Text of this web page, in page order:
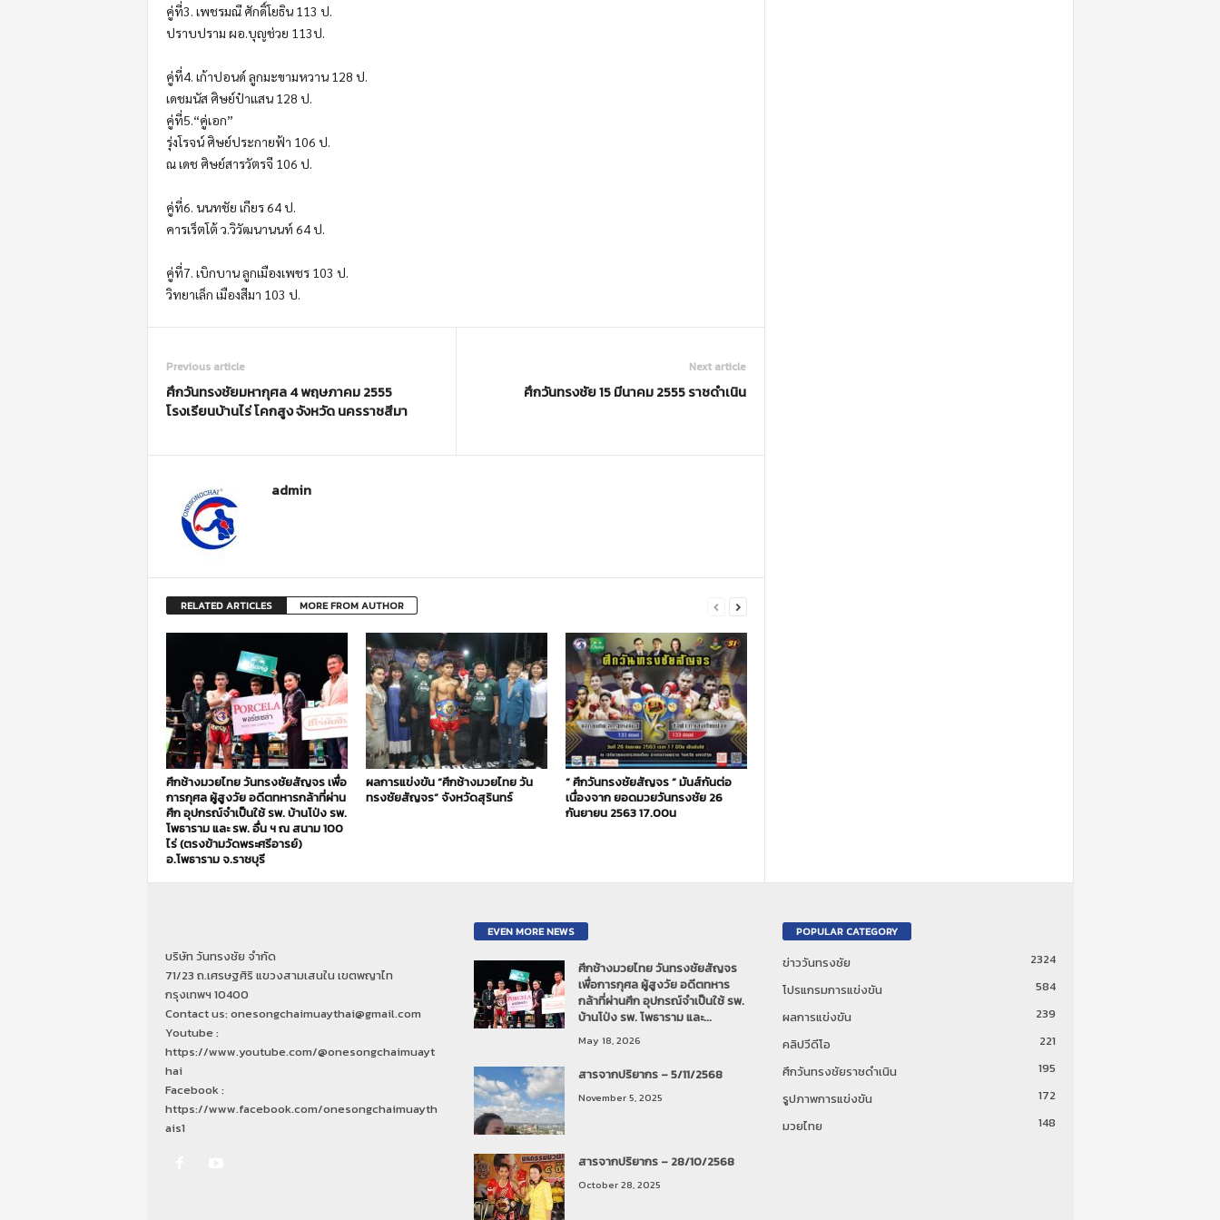
คู่ที่3. เพชรมณี ศักดิ์โยธิน 113 ป.
ปราบปราม ผอ.บุญช่วย 113ป.
คู่ที่4. เก้าปอนด์ ลูกมะขามหวาน 128 ป.
เดชมนัส ศิษย์ป๋าแสน 128 ป.
คู่ที่5.“คู่เอก”
รุ่งโรจน์ ศิษย์ประกายฟ้า 106 ป.
ณ เดช ศิษย์สารวัตรจี 106 ป.
คู่ที่6. นนทชัย เกียร 64 ป.
คารเร็ตโต้ ว.วิวัฒนานนท์ 64 ป.
คู่ที่7. เบิกบาน ลูกเมืองเพชร 103 ป.
วิทยาเล็ก เมืองสีมา 103 ป.
Previous article
ศึกวันทรงชัยมหากุศล 4 พฤษภาคม 2555
โรงเรียนบ้านไร่ โคกสูง จังหวัด นครราชสีมา
Next article
ศึกวันทรงชัย 15 มีนาคม 2555 ราชดำเนิน
admin
RELATED ARTICLES MORE FROM AUTHOR
ศึกช้างมวยไทย วันทรงชัยสัญจร เพื่อ
การกุศล ผู้สูงวัย อดีตทหารกล้าที่ผ่าน
ศึก อุปกรณ์จำเป็นใช้ รพ. บ้านโป่ง รพ.
โพธาราม และ รพ. อื่น ฯ ณ สนาม 100
ไร่ (ตรงข้ามวัดพระศรีอารย์)
อ.โพธาราม จ.ราชบุรี
ผลการแข่งขัน “ศึกช้างมวยไทย วัน
ทรงชัยสัญจร” จังหวัดสุรินทร์
” ศึกวันทรงชัยสัญจร ” มันส์กันต่อ
เนื่องจาก ยอดมวยวันทรงชัย 26
กันยายน 2563 17.00น
บริษัท วันทรงชัย จำกัด
71/23 ถ.เศรษฐศิริ แขวงสามเสนใน เขตพญาไท
กรุงเทพฯ 10400
Contact us: onesongchaimuaythai@gmail.com
Youtube :
https://www.youtube.com/@onesongchaimuayt
hai
Facebook :
https://www.facebook.com/onesongchaimuayth
ais1
EVEN MORE NEWS
ศึกช้างมวยไทย วันทรงชัยสัญจร
เพื่อการกุศล ผู้สูงวัย อดีตทหาร
กล้าที่ผ่านศึก อุปกรณ์จำเป็นใช้ รพ.
บ้านโป่ง รพ. โพธาราม และ...
May 18, 2026
สารจากปริยากร – 5/11/2568
November 5, 2025
สารจากปริยากร – 28/10/2568
October 28, 2025
POPULAR CATEGORY
ข่าววันทรงชัย
2324
โปรแกรมการแข่งขัน
584
ผลการแข่งขัน
239
คลิปวีดีโอ
221
ศึกวันทรงชัยราชดำเนิน
195
รูปภาพการแข่งขัน
172
มวยไทย
148